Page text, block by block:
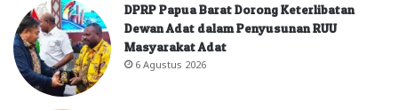
DPRP Papua Barat Dorong Keterlibatan
Dewan Adat dalam Penyusunan RUU
Masyarakat Adat
6 Agustus 2026